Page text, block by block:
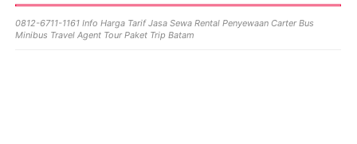
0812-6711-1161 Info Harga Tarif Jasa Sewa Rental Penyewaan Carter Bus
Minibus Travel Agent Tour Paket Trip Batam